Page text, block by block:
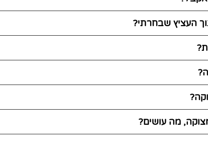
העציץ שבחרתי?
מה עושים?